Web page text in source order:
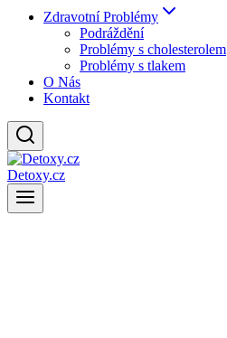
Zdravotní Problémy
Podráždění
Problémy s cholesterolem
Problémy s tlakem
O Nás
Kontakt
Detoxy.cz